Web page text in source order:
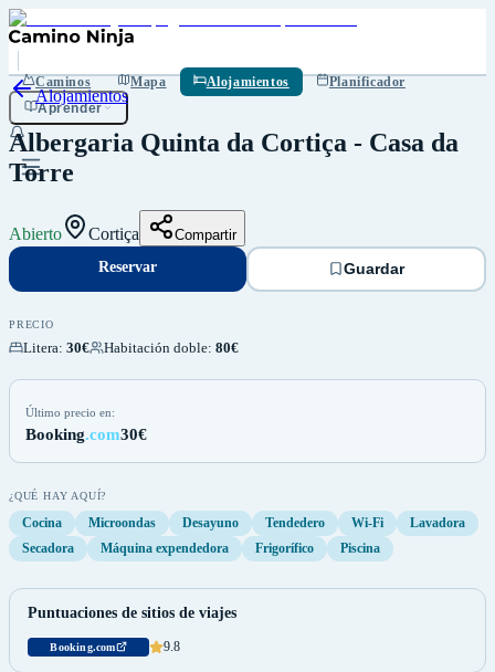
Caminos Mapa Alojamientos
Planificador
Aprender
Alojamientos
Albergaria Quinta da Cortiça - Casa da
Torre
Abierto Cortiça Compartir
Reservar
Reservar Guardar
PRECIO
Litera: 30€ Habitación doble: 80€
Último precio en:
Booking.com30€
¿QUÉ HAY AQUÍ?
Cocina Microondas Desayuno Tendedero Wi-Fi
Lavadora
Secadora
Máquina expendedora Frigorífico Piscina
Puntuaciones de sitios de viajes
Booking.com 9.8